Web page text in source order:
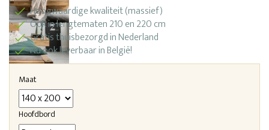
Hoogwaardige kwaliteit (massief)
Ook in lengtematen 210 en 220 cm
Gratis thuisbezorgd in Nederland
Nu ook leverbaar in België!
Maat
Hoofdbord